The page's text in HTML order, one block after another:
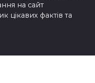
на сайт
цікавих фактів та